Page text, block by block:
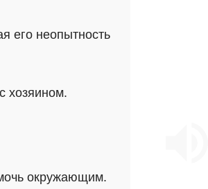
его неопытность
хозяином.
окружающим.